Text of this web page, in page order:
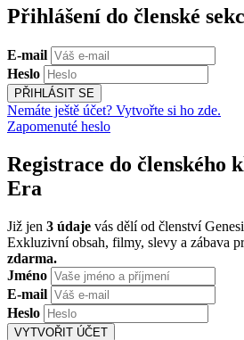
Přihlášení do členské
E-mail
Heslo
PŘIHLÁSIT SE
Nemáte ještě účet? Vytvořte si ho zde.
Zapomenuté heslo
Registrace do členského
Era
Již jen 3 údaje vás dělí od členství
Exkluzivní obsah, filmy, slevy a zábava
zdarma.
Jméno
E-mail
Heslo
VYTVOŘIT ÚČET